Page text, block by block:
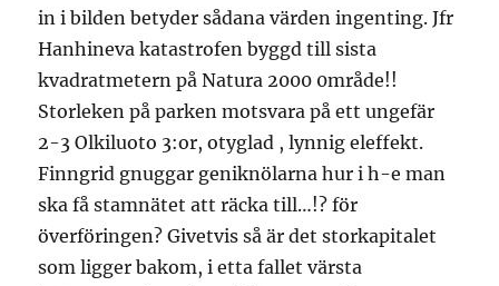
in i bilden betyder sådana värden ingenting. Jfr
Hanhineva katastrofen byggd till sista
kvadratmetern på Natura 2000 0mråde!!
Storleken på parken motsvara på ett ungefär
2-3 Olkiluoto 3:or, otyglad , lynnig eleffekt.
Finngrid gnuggar geniknölarna hur i h-e man
ska få stamnätet att räcka till…!? för
överföringen? Givetvis så är det storkapitalet
som ligger bakom, i etta fallet värsta